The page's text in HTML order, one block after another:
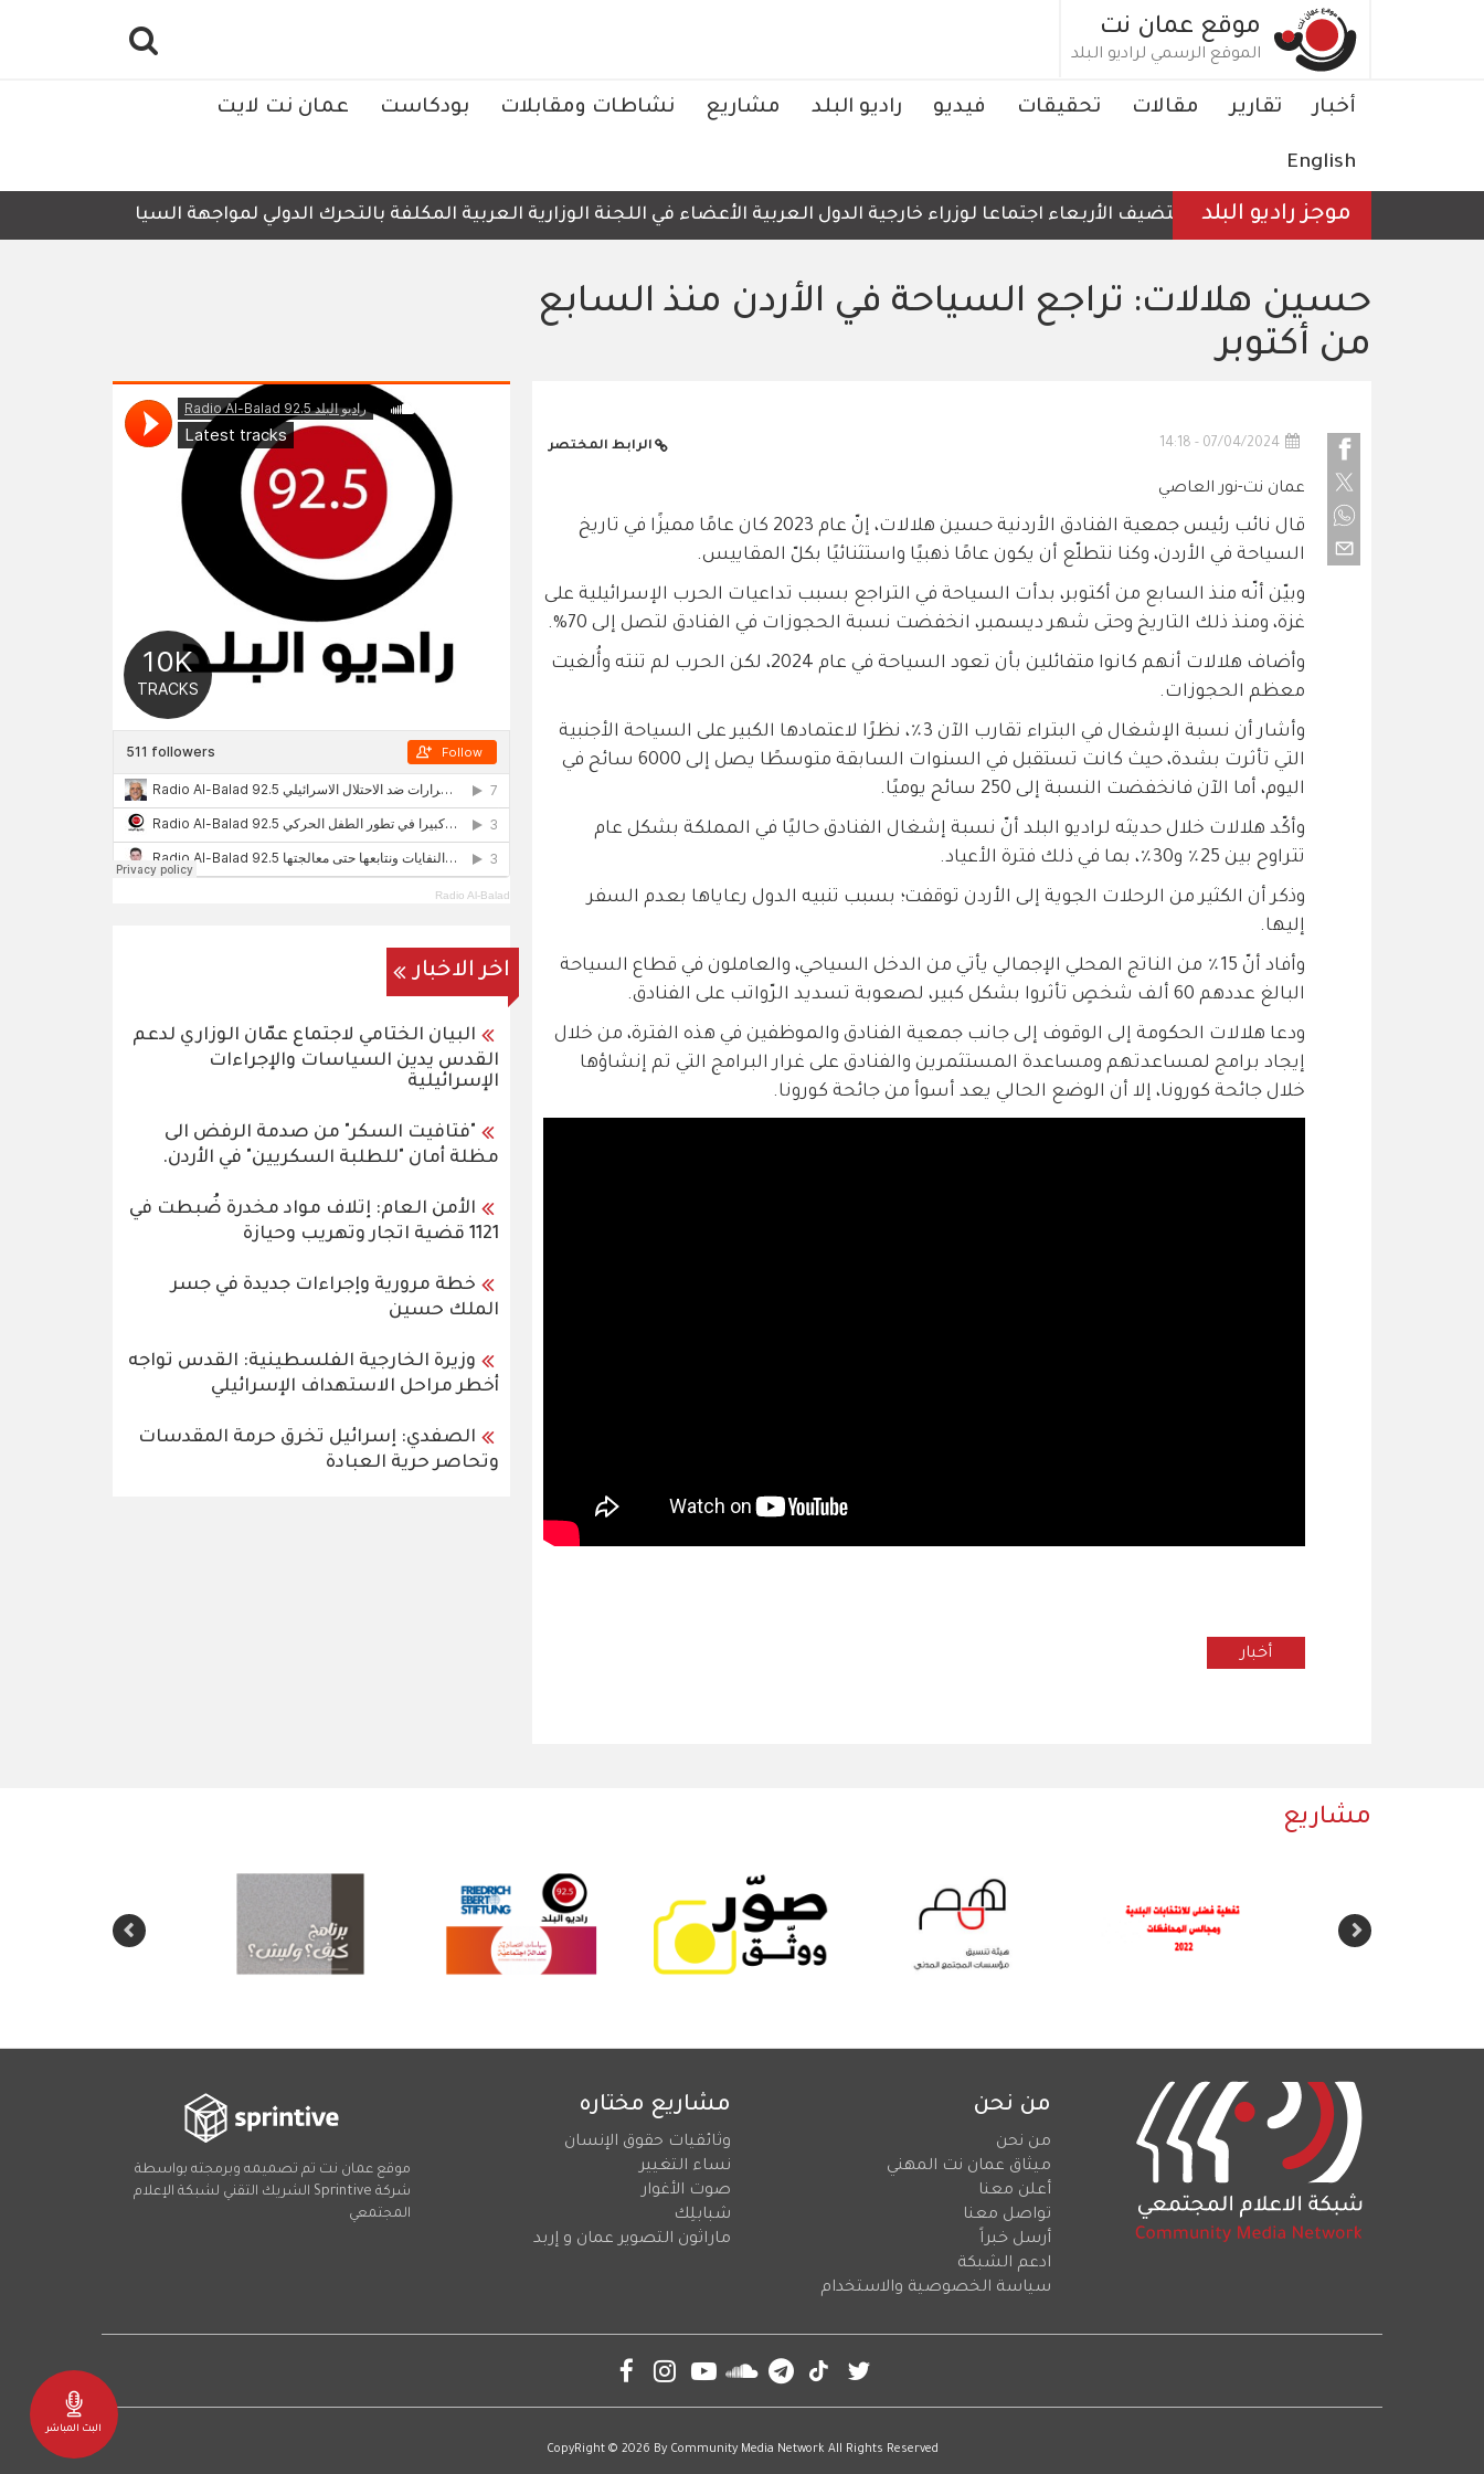
البث المباشر
موقع عمان نت
الموقع الرسمي لراديو البلد
Main
أخبار تقارير مقالات تحقيقات فيديو راديو البلد مشاريع نشاطات ومقابلات بودكاست عمان نت لايت
English
موجز راديو البلد
الأردن يستضيف الأربعاء اجتماعا لوزراء خارجية الدول العربية الأعضاء في اللجنة الوزارية العربية المكلفة بالتحرك الدولي لمواجهة السياسات والإجراءات
حسين هلالات: تراجع السياحة في الأردن منذ السابع
من أكتوبر
07/04/2024 - 14:18 الرابط المختصر
عمان نت-نور العاصي
قال نائب رئيس جمعية الفنادق الأردنية حسين هلالات، إنّ عام 2023 كان عامًا مميزًا في تاريخ
السياحة في الأردن، وكنا نتطلّع أن يكون عامًا ذهبيًا واستثنائيًا بكلّ المقاييس.
وبيّن أنّه منذ السابع من أكتوبر، بدأت السياحة في التراجع بسبب تداعيات الحرب الإسرائيلية على
غزة، ومنذ ذلك التاريخ وحتى شهر ديسمبر، انخفضت نسبة الحجوزات في الفنادق لتصل إلى 70%.
وأضاف هلالات أنهم كانوا متفائلين بأن تعود السياحة في عام 2024، لكن الحرب لم تنته وأُلغيت
معظم الحجوزات.
وأشار أن نسبة الإشغال في البتراء تقارب الآن 3٪، نظرًا لاعتمادها الكبير على السياحة الأجنبية
التي تأثرت بشدة، حيث كانت تستقبل في السنوات السابقة متوسطًا يصل إلى 6000 سائح في
اليوم، أما الآن فانخفضت النسبة إلى 250 سائح يوميًا.
وأكّد هلالات خلال حديثه لراديو البلد أنّ نسبة إشغال الفنادق حاليًا في المملكة بشكل عام
تتراوح بين 25٪ و30٪، بما في ذلك فترة الأعياد.
وذكر أن الكثير من الرحلات الجوية إلى الأردن توقفت؛ بسبب تنبيه الدول رعاياها بعدم السفر
إليها.
وأفاد أنّ 15٪ من الناتج المحلي الإجمالي يأتي من الدخل السياحي، والعاملون في قطاع السياحة
البالغ عددهم 60 ألف شخصٍ تأثروا بشكل كبير، لصعوبة تسديد الرّواتب على الفنادق.
ودعا هلالات الحكومة إلى الوقوف إلى جانب جمعية الفنادق والموظفين في هذه الفترة، من خلال
إيجاد برامج لمساعدتهم ومساعدة المستثمرين والفنادق على غرار البرامج التي تم إنشاؤها
خلال جائحة كورونا، إلا أن الوضع الحالي يعد أسوأ من جائحة كورونا.
أخبار
Radio Al-Balad
اخر الاخبار
البيان الختامي لاجتماع عمّان الوزاري لدعم
القدس يدين السياسات والإجراءات
الإسرائيلية
"فتافيت السكر" من صدمة الرفض الى
مظلة أمان "للطلبة السكريين" في الأردن.
الأمن العام: إتلاف مواد مخدرة ضُبطت في
1121 قضية اتجار وتهريب وحيازة
خطة مرورية وإجراءات جديدة في جسر
الملك حسين
وزيرة الخارجية الفلسطينية: القدس تواجه
أخطر مراحل الاستهداف الإسرائيلي
الصفدي: إسرائيل تخرق حرمة المقدسات
وتحاصر حرية العبادة
مشاريع
من نحن
من نحن
ميثاق عمان نت المهني
أعلن معنا
تواصل معنا
أرسل خبراً
ادعم الشبكة
سياسة الخصوصية والاستخدام
مشاريع مختاره
وثائقيات حقوق الإنسان
نساء التغيير
صوت الأغوار
شبابلِك
ماراثون التصوير عمان و إربد
موقع عمان نت تم تصميمه وبرمجته بواسطة
شركة Sprintive الشريك التقني لشبكة الإعلام
المجتمعي
CopyRight © 2026 By Community Media Network All Rights Reserved